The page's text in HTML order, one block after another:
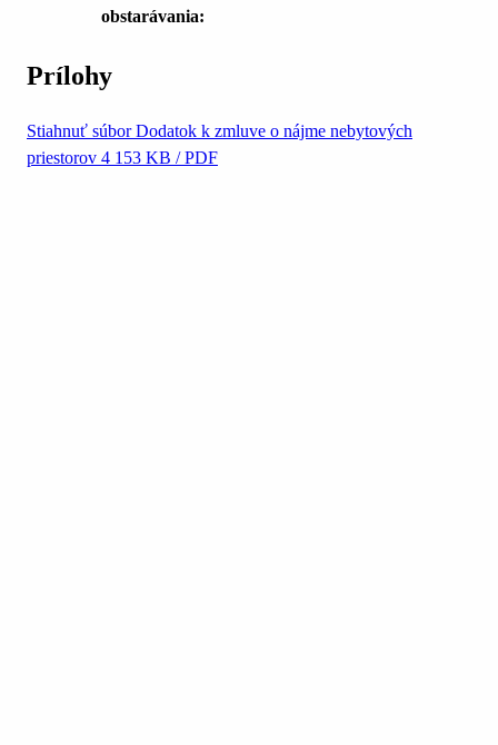
obstarávania:
Prílohy
Stiahnuť súborDodatok k zmluve o nájme nebytových
priestorov 4 153 KB / PDF